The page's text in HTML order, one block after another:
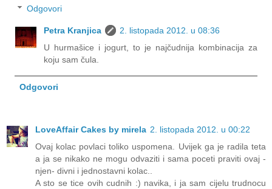
Odgovori
Petra Kranjica
2. listopada 2012. u 08:36
U hurmašice i jogurt, to je najčudnija kombinacija za
koju sam čula.
Odgovori
LoveAffair Cakes by mirela 2. listopada 2012. u 00:22
Ovaj kolac povlaci toliko uspomena. Uvijek ga je radila teta
a ja se nikako ne mogu odvaziti i sama poceti praviti ovaj -
njen- divni i jednostavni kolac..
A sto se tice ovih cudnih :) navika, i ja sam cijelu trudnocu